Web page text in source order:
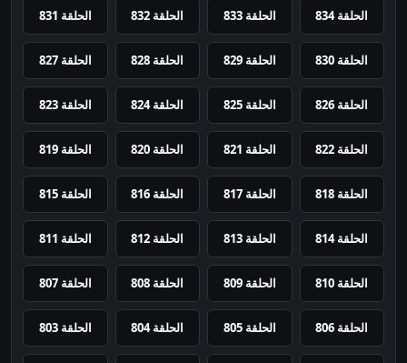
الحلقة 834 الحلقة 833 الحلقة 832 الحلقة 831
الحلقة 830 الحلقة 829 الحلقة 828 الحلقة 827
الحلقة 826 الحلقة 825 الحلقة 824 الحلقة 823
الحلقة 822 الحلقة 821 الحلقة 820 الحلقة 819
الحلقة 818 الحلقة 817 الحلقة 816 الحلقة 815
الحلقة 814 الحلقة 813 الحلقة 812 الحلقة 811
الحلقة 810 الحلقة 809 الحلقة 808 الحلقة 807
الحلقة 806 الحلقة 805 الحلقة 804 الحلقة 803